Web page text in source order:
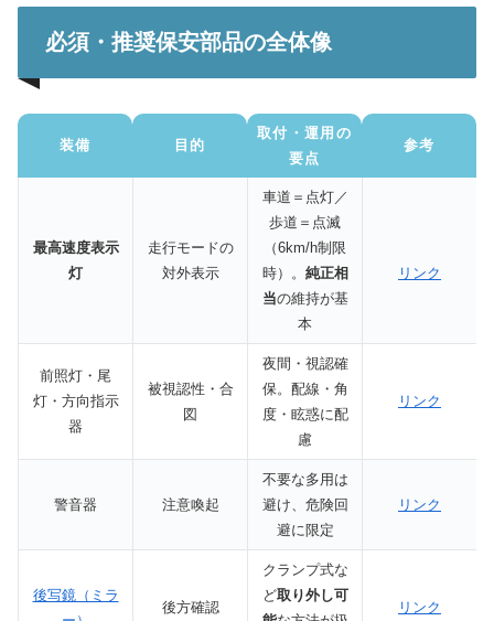
必須・推奨保安部品の全体像
装備 目的
取付・運用の
要点
参考
最高速度表示
灯
走行モードの
対外表示
車道＝点灯／
歩道＝点滅
（6km/h制限
時）。 純正相
当の維持が基
本
リンク
前照灯・尾
灯・方向指示
器
被視認性・合
図
夜間・視認確
保。配線・角
度・眩惑に配
慮
リンク
警音器 注意喚起
不要な多用は
避け、危険回
避に限定
リンク
後写鏡（ミラ
後方確認
クランプ式な
ど取り外し可
リンク